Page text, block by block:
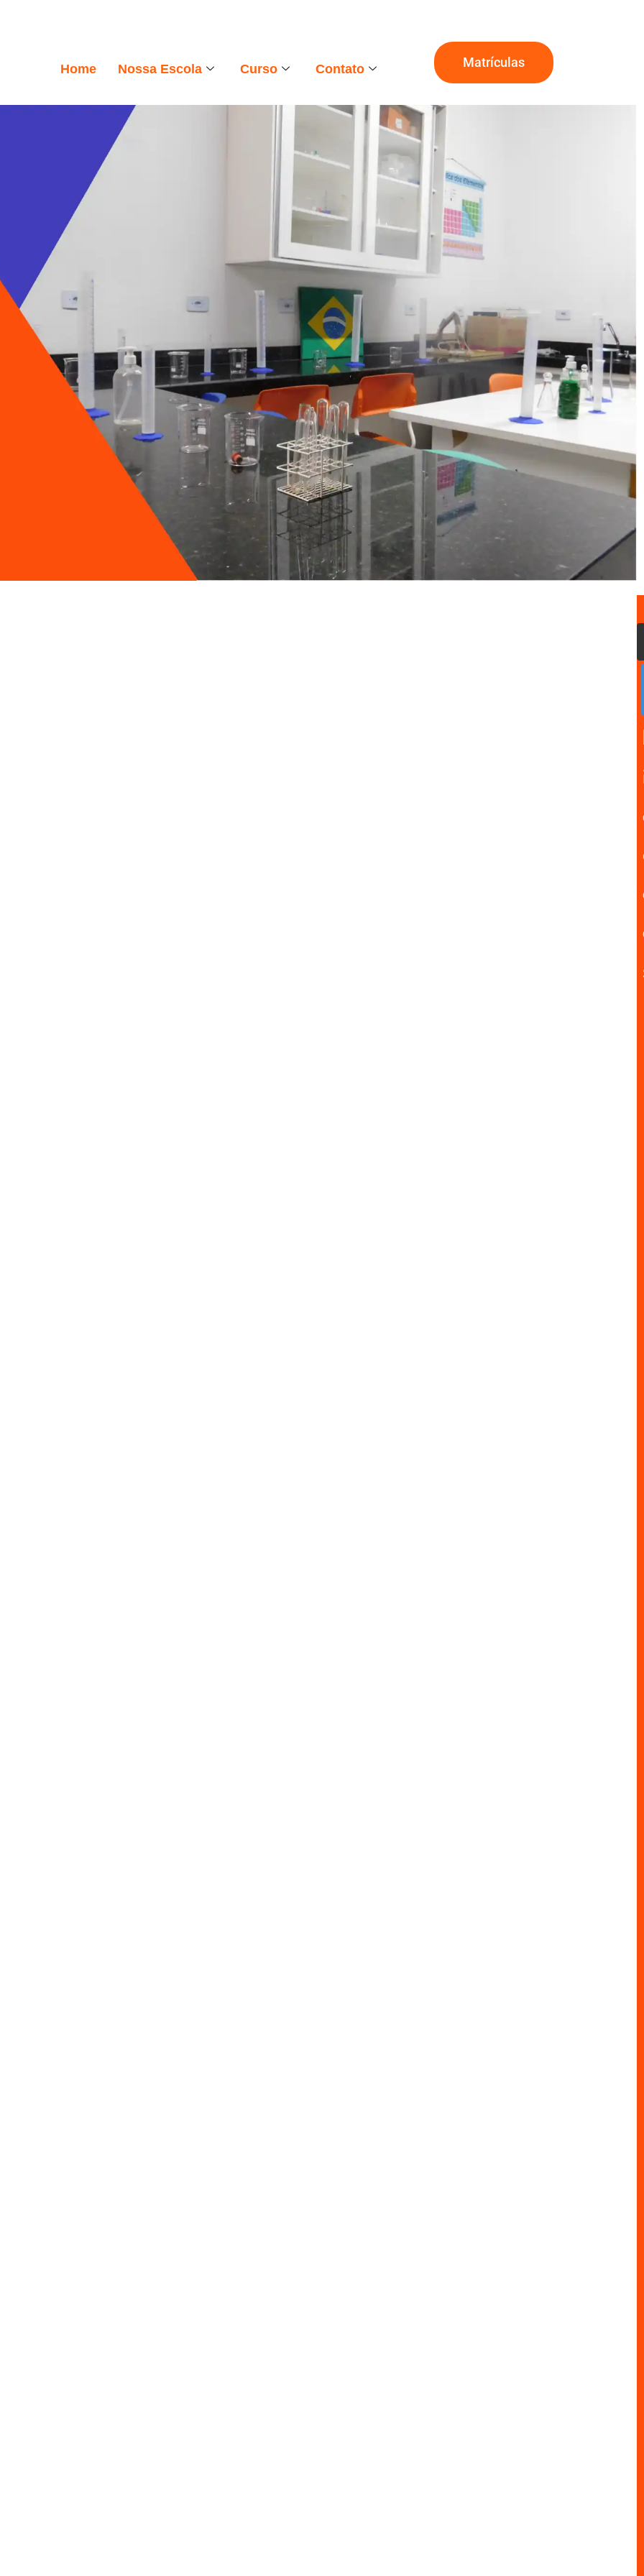
Home Nossa Escola Curso Contato Matrículas